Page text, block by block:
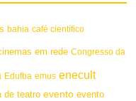
bahia café científico
em rede Congresso da
Edufba emus enecult
de teatro evento evento